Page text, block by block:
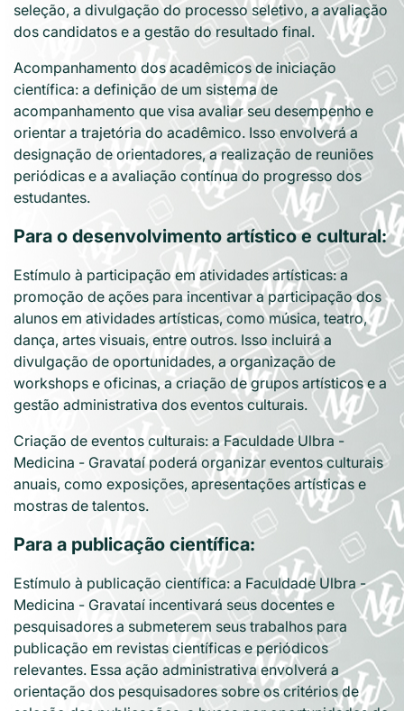
seleção, a divulgação do processo seletivo, a avaliação
dos candidatos e a gestão do resultado final.
Acompanhamento dos acadêmicos de iniciação
científica: a definição de um sistema de
acompanhamento que visa avaliar seu desempenho e
orientar a trajetória do acadêmico. Isso envolverá a
designação de orientadores, a realização de reuniões
periódicas e a avaliação contínua do progresso dos
estudantes.
Para o desenvolvimento artístico e cultural:
Estímulo à participação em atividades artísticas: a
promoção de ações para incentivar a participação dos
alunos em atividades artísticas, como música, teatro,
dança, artes visuais, entre outros. Isso incluirá a
divulgação de oportunidades, a organização de
workshops e oficinas, a criação de grupos artísticos e a
gestão administrativa dos eventos culturais.
Criação de eventos culturais: a Faculdade Ulbra -
Medicina - Gravataí poderá organizar eventos culturais
anuais, como exposições, apresentações artísticas e
mostras de talentos.
Para a publicação científica:
Estímulo à publicação científica: a Faculdade Ulbra -
Medicina - Gravataí incentivará seus docentes e
pesquisadores a submeterem seus trabalhos para
publicação em revistas científicas e periódicos
relevantes. Essa ação administrativa envolverá a
orientação dos pesquisadores sobre os critérios de